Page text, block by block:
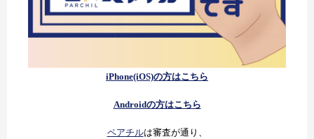
iPhone(iOS)の方はこちら
Androidの方はこちら
ペアチルは審査が通り、